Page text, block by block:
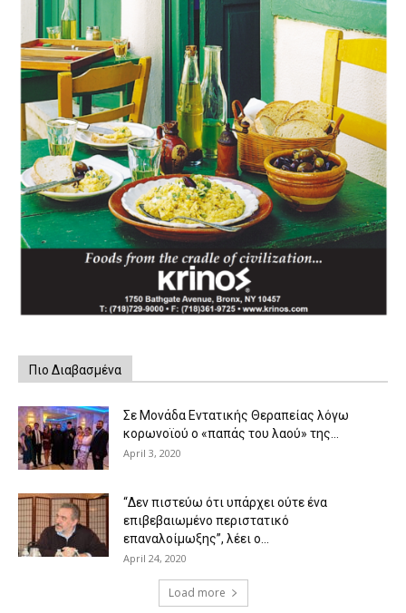
Πιο Διαβασμένα
Σε Μονάδα Εντατικής Θεραπείας λόγω
κορωνοϊού ο «παπάς του λαού» της...
April 3, 2020
“Δεν πιστεύω ότι υπάρχει ούτε ένα
επιβεβαιωμένο περιστατικό
επαναλοίμωξης”, λέει ο...
April 24, 2020
Load more